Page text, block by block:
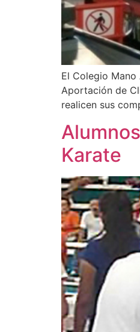
El Colegio
Aportación de
realicen sus
Karate